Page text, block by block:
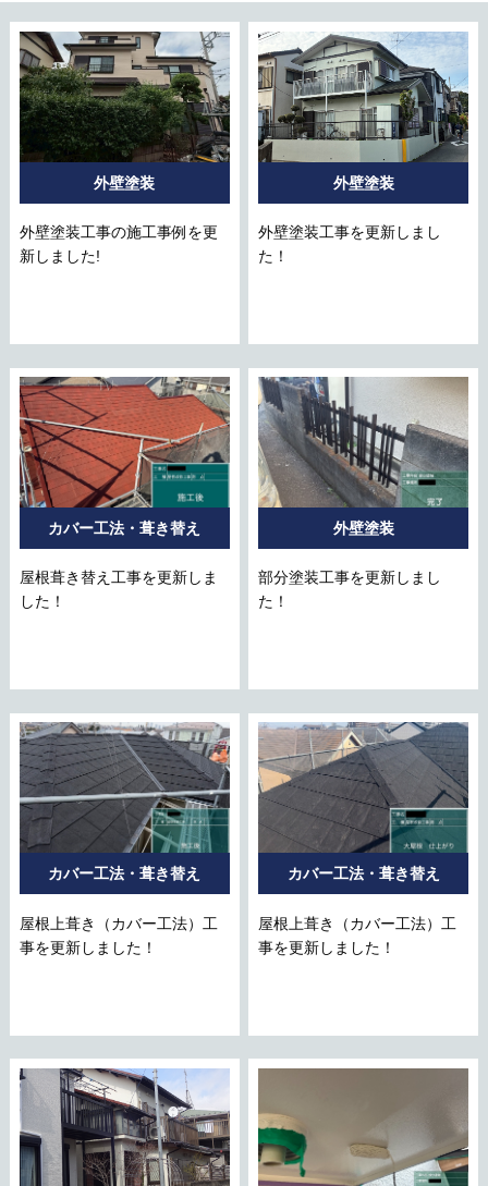
外壁塗装
外壁塗装工事の施工事例を更
新しました!
外壁塗装
外壁塗装工事を更新しまし
た！
カバー工法・葺き替え
屋根葺き替え工事を更新しま
した！
外壁塗装
部分塗装工事を更新しまし
た！
カバー工法・葺き替え
屋根上葺き（カバー工法）工
事を更新しました！
カバー工法・葺き替え
屋根上葺き（カバー工法）工
事を更新しました！